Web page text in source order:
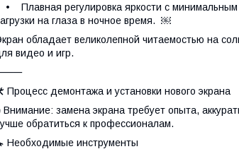
• Плавная регулировка яркости с
на глаза в ночное время. ￼
обладает великолепной читаемостью на
видео и игр.
Процесс демонтажа и установки нового экрана
Внимание: замена экрана требует опыта,
обратиться к профессионалам.
Необходимые инструменты